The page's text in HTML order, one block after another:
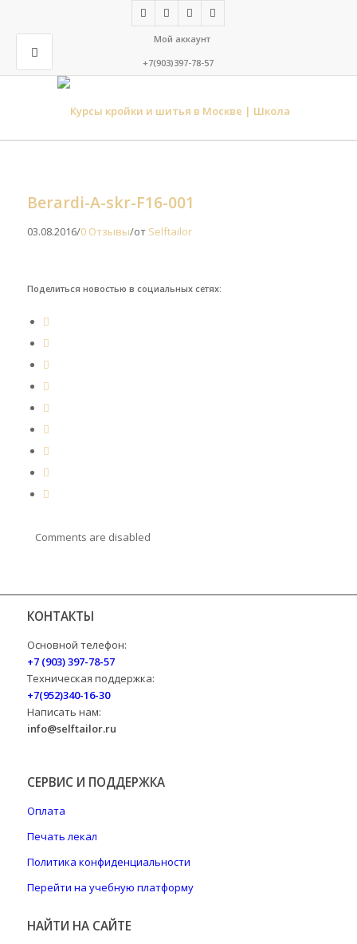
Мой аккаунт
+7(903)397-78-57
Berardi-A-skr-F16-001
03.08.2016/0 Отзывы/от Selftailor
Поделиться новостью в социальных сетях:
Comments are disabled
КОНТАКТЫ
Основной телефон:
+7 (903) 397-78-57
Техническая поддержка:
+7(952)340-16-30
Написать нам:
info@selftailor.ru
СЕРВИС И ПОДДЕРЖКА
Оплата
Печать лекал
Политика конфиденциальности
Перейти на учебную платформу
НАЙТИ НА САЙТЕ